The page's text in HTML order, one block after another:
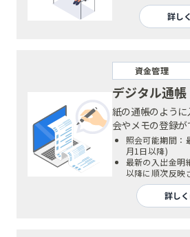
詳し
資金管理
デジタル通帳
紙の通帳のよう
会やメモの登録が
照会可能期間
月1日以降)
最新の入出金明
以降に順次反映
詳し